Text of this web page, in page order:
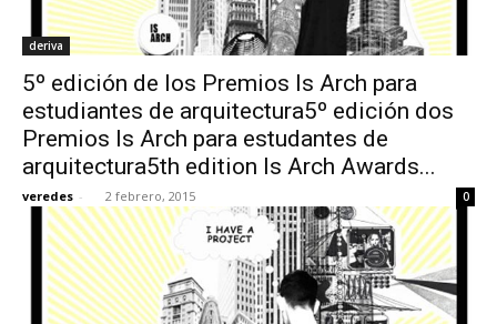
deriva
5º edición de los Premios Is Arch para
estudiantes de arquitectura5º edición dos
Premios Is Arch para estudantes de
arquitectura5th edition Is Arch Awards...
veredes - 2 febrero, 2015 0